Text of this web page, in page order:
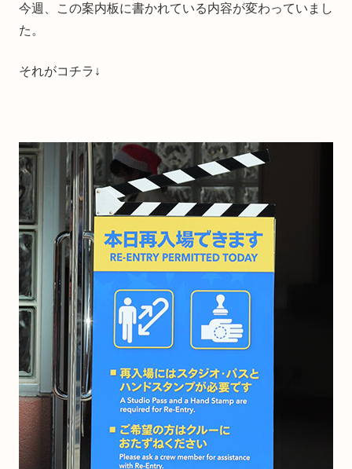
今週、この案内板に書かれている内容が変わっていまし
た。
それがコチラ↓